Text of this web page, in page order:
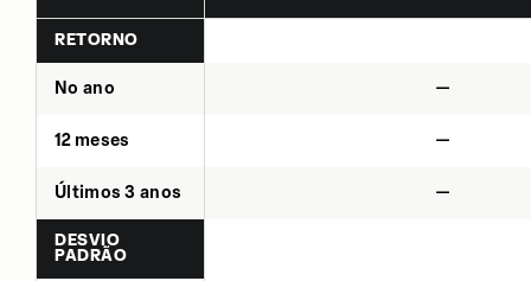
RETORNO
No ano —
12 meses —
Últimos 3 anos —
DESVIO
PADRÃO